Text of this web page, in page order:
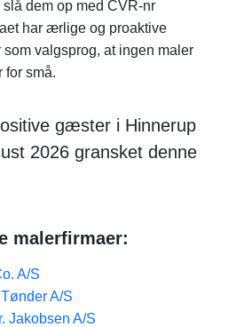
slå dem op med CVR-nr
har ærlige og proaktive
valgsprog, at ingen maler
for små.
gæster i Hinnerup
2026 gransket denne
malerfirmaer:
A/S
A/S
Jakobsen A/S